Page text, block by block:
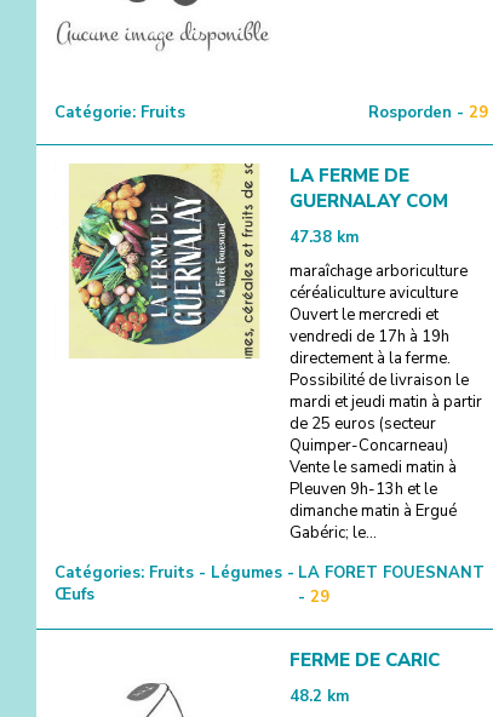
Catégorie: Fruits Rosporden - 29
LA FERME DE
GUERNALAY COM
47.38 km
maraîchage arboriculture
céréaliculture aviculture
Ouvert le mercredi et
vendredi de 17h à 19h
directement à la ferme.
Possibilité de livraison le
mardi et jeudi matin à partir
de 25 euros (secteur
Quimper-Concarneau)
Vente le samedi matin à
Pleuven 9h-13h et le
dimanche matin à Ergué
Gabéric; le...
Catégories: Fruits - Légumes -
Œufs
LA FORET FOUESNANT
- 29
FERME DE CARIC
48.2 km